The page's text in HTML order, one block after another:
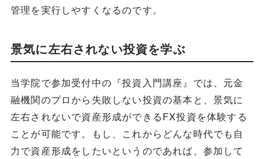
管理を実行しやすくなるのです。
景気に左右されない投資を学ぶ
当学院で参加受付中の『投資入門講座』では、元金
融機関のプロから失敗しない投資の基本と、景気に
左右されないで資産形成ができるFX投資を体験する
ことが可能です。もし、これからどんな時代でも自
力で資産形成をしたいというのであれば、参加して